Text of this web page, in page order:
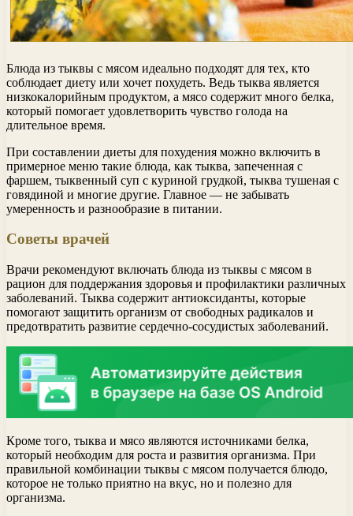
Блюда из тыквы с мясом идеально подходят для тех, кто
соблюдает диету или хочет похудеть. Ведь тыква является
низкокалорийным продуктом, а мясо содержит много белка,
который помогает удовлетворить чувство голода на
длительное время.
При составлении диеты для похудения можно включить в
примерное меню такие блюда, как тыква, запеченная с
фаршем, тыквенный суп с куриной грудкой, тыква тушеная с
говядиной и многие другие. Главное — не забывать
умеренность и разнообразие в питании.
Советы врачей
Врачи рекомендуют включать блюда из тыквы с мясом в
рацион для поддержания здоровья и профилактики различных
заболеваний. Тыква содержит антиоксиданты, которые
помогают защитить организм от свободных радикалов и
предотвратить развитие сердечно-сосудистых заболеваний.
Кроме того, тыква и мясо являются источниками белка,
который необходим для роста и развития организма. При
правильной комбинации тыквы с мясом получается блюдо,
которое не только приятно на вкус, но и полезно для
организма.